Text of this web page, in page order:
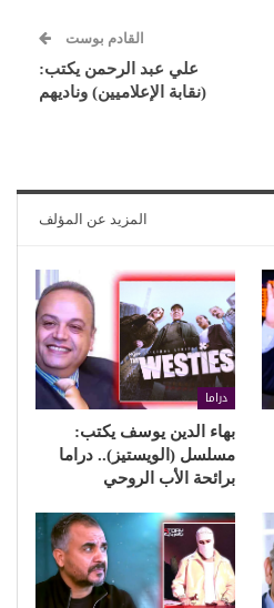
القادم بوست
علي عبد الرحمن يكتب:
(نقابة الإعلاميين) وناديهم
المزيد عن المؤلف
دراما
بهاء الدين يوسف يكتب:
مسلسل (الويستيز).. دراما
برائحة الأب الروحي